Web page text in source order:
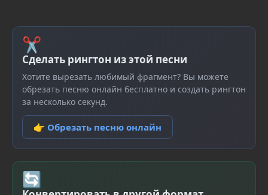
✂
Сделать рингтон из этой песни
Хотите вырезать любимый фрагмент? Вы можете
обрезать песню онлайн бесплатно и создать рингтон
за несколько секунд.
👉 Обрезать песню онлайн
🔄